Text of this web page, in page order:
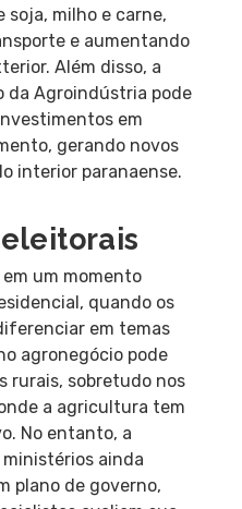
soja, milho e carne,
e aumentando
Além disso, a
da Agroindústria pode
em
gerando novos
interior paranaense.
um momento
quando os
em temas
agronegócio pode
rurais, sobretudo nos
a agricultura tem
No entanto, a
ainda
plano de governo,